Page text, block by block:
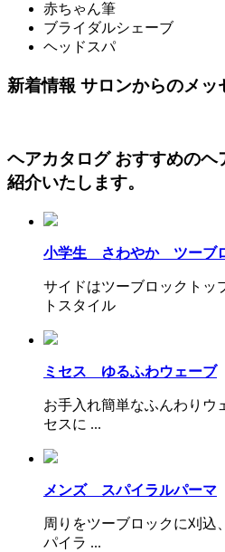
赤ちゃん筆
ブライダルシェーブ
ヘッドスパ
新着情報 サロンからのメッ
ヘアカタログ おすすめのヘ
紹介いたします。
小学生 さわやか ツーブ
サイドはツーブロックトッ
トスタイル
ミセス ゆるふわウェーブ
お手入れ簡単なふんわりウ
セスに ...
メンズ スパイラルパーマ
周りをツーブロックに刈込
パイラ ...